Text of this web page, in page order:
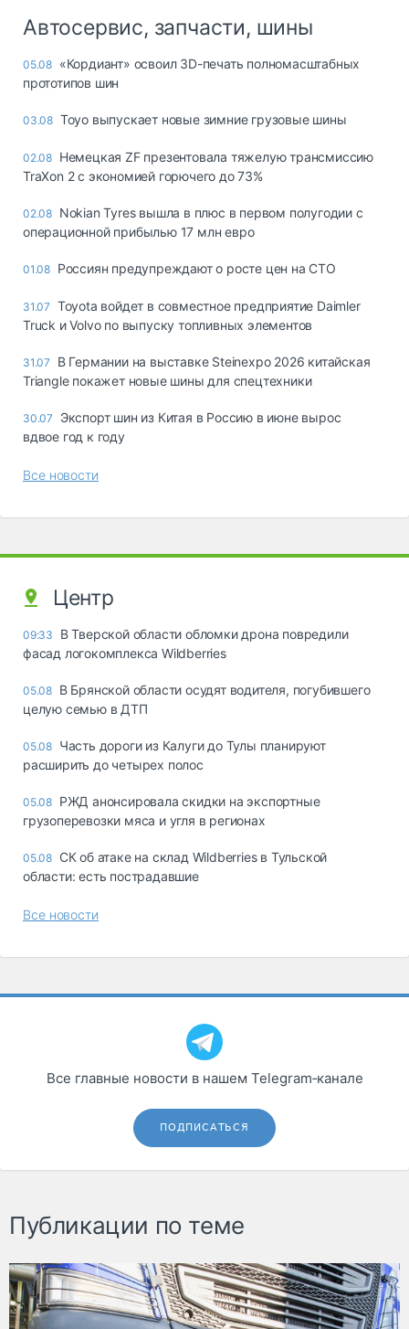
Автосервис, запчасти, шины
05.08 «Кордиант» освоил 3D-печать полномасштабных
прототипов шин
03.08 Toyo выпускает новые зимние грузовые шины
02.08 Немецкая ZF презентовала тяжелую трансмиссию
TraXon 2 с экономией горючего до 73%
02.08 Nokian Tyres вышла в плюс в первом полугодии с
операционной прибылью 17 млн евро
01.08 Россиян предупреждают о росте цен на СТО
31.07 Toyota войдет в совместное предприятие Daimler
Truck и Volvo по выпуску топливных элементов
31.07
В Германии на выставке Steinexpo 2026 китайская
Triangle покажет новые шины для спецтехники
30.07
Экспорт шин из Китая в Россию в июне вырос
вдвое год к году
Все новости
Центр
09:33
В Тверской области обломки дрона повредили
фасад логокомплекса Wildberries
05.08 В Брянской области осудят водителя, погубившего
целую семью в ДТП
05.08 Часть дороги из Калуги до Тулы планируют
расширить до четырех полос
05.08 РЖД анонсировала скидки на экспортные
грузоперевозки мяса и угля в регионах
05.08 СК об атаке на склад Wildberries в Тульской
области: есть пострадавшие
Все новости
Все главные новости в нашем Telegram‑канале
ПОДПИСАТЬСЯ
Публикации по теме